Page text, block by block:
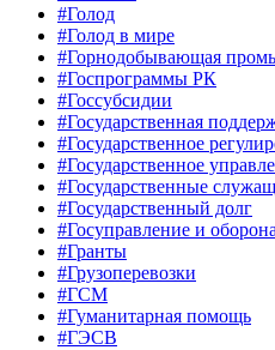
#Голод
#Голод в мире
#Горнодобывающая
#Госпрограммы РК
#Госсубсидии
#Государственная
#Государственное
#Государственное
#Государственные
#Государственный долг
#Госуправление и оборона
#Гранты
#Грузоперевозки
#ГСМ
#Гуманитарная помощь
#ГЭСВ